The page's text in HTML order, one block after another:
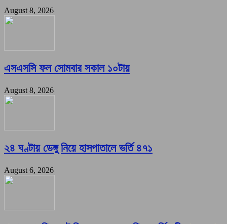
August 8, 2026
এসএসসি ফল সোমবার সকাল ১০টায়
August 8, 2026
২৪ ঘণ্টায় ডেঙ্গু নিয়ে হাসপাতালে ভর্তি ৪৭১
August 6, 2026